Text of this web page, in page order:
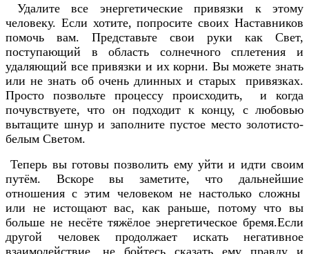
Удалите все энергетические привязки к этому
человеку. Если хотите, попросите своих Наставников
помочь вам. Представьте свои руки как Свет,
поступающий в область солнечного сплетения и
удаляющий все привязки и их корни. Вы можете знать
или не знать об очень длинных и старых привязках.
Просто позвольте процессу происходить, и когда
почувствуете, что он подходит к концу, с любовью
вытащите шнур и заполните пустое место золотисто-
белым Светом.
Теперь вы готовы позволить ему уйти и идти своим
путём. Вскоре вы заметите, что дальнейшие
отношения с этим человеком не настолько сложны
или не истощают вас, как раньше, потому что вы
больше не несёте тяжёлое энергетическое бремя.Если
другой человек продолжает искать негативное
взаимодействие, не бойтесь сказать ему правду и